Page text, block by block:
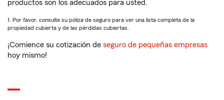
productos son los adecuados para usted.
1. Por favor, consulte su póliza de seguro para ver una lista completa de la
propiedad cubierta y de las pérdidas cubiertas.
¡Comience su cotización de seguro de pequeñas empresas
hoy mismo!